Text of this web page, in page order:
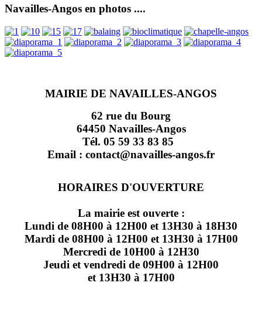
Navailles-Angos en photos ....
MAIRIE DE NAVAILLES-ANGOS
62 rue du Bourg
64450 Navailles-Angos
Tél. 05 59 33 83 85
Email : contact@navailles-angos.fr
HORAIRES D'OUVERTURE
La mairie est ouverte :
Lundi de 08H00 à 12H00 et 13H30 à 18H30
Mardi de 08H00 à 12H00 et 13H30 à 17H00
Mercredi de 10H00 à 12H30
Jeudi et vendredi de 09H00 à 12H00
et 13H30 à 17H00